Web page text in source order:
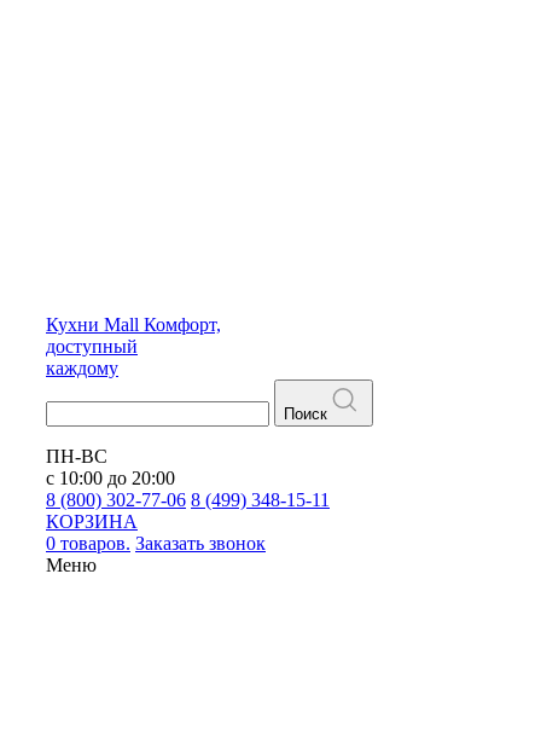
Кухни Mall Комфорт,
доступный
каждому
Поиск
ПН-ВС
с 10:00 до 20:00
8 (800) 302-77-06 8 (499) 348-15-11
КОРЗИНА
0 товаров. Заказать звонок
Меню